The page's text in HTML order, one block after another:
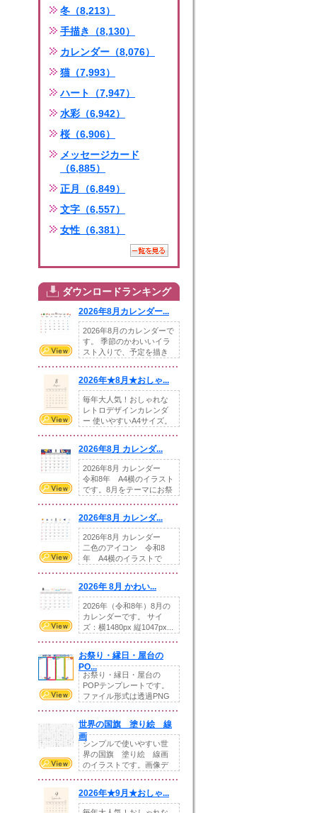
冬（8,213）
手描き（8,130）
カレンダー（8,076）
猫（7,993）
ハート（7,947）
水彩（6,942）
桜（6,906）
メッセージカード
（6,885）
正月（6,849）
文字（6,557）
女性（6,381）
ダウンロードランキング
2026年8月カレンダー...
2026年8月のカレンダーで
す。 季節のかわいいイラ
スト入りで、予定を描き
2026年★8月★おしゃ...
毎年大人気！おしゃれな
レトロデザインカレンダ
ー 使いやすいA4サイズ。
2026年8月 カレンダ...
2026年8月 カレンダー
令和8年 A4横のイラスト
です。8月をテーマにお祭
2026年8月 カレンダ...
2026年8月 カレンダー
二色のアイコン 令和8
年 A4横のイラストで
2026年 8月 かわい...
2026年（令和8年）8月の
カレンダーです。 サイ
ズ：横1480px 縦1047px...
お祭り・縁日・屋台の
PO...
お祭り・縁日・屋台の
POPテンプレートです。
ファイル形式は透過PNG
世界の国旗 塗り絵 線
画
シンプルで使いやすい世
界の国旗 塗り絵 線画
のイラストです。画像デ
2026年★9月★おしゃ...